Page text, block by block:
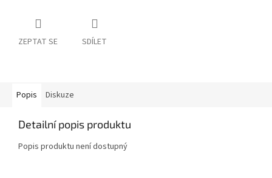
ZEPTAT SE SDÍLET
Popis Diskuze
Detailní popis produktu
Popis produktu není dostupný